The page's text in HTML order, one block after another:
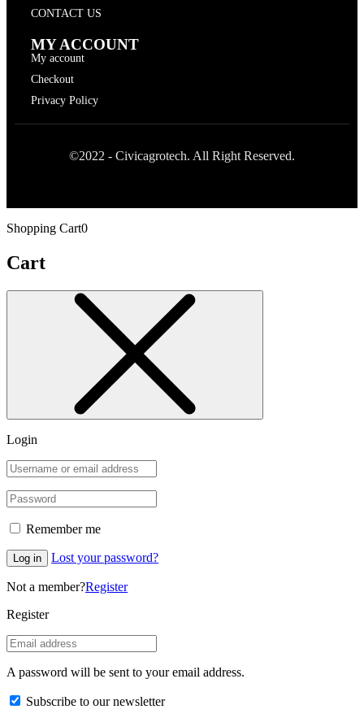
CONTACT US
MY ACCOUNT
My account
Checkout
Privacy Policy
©2022 - Civicagrotech. All Right Reserved.
Shopping Cart0
Cart
Login
Remember me
Log in Lost your password?
Not a member?Register
Register
A password will be sent to your email address.
Subscribe to our newsletter